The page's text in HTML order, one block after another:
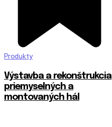
Produkty
Výstavba a rekonštrukcia
priemyselných a
montovaných hál